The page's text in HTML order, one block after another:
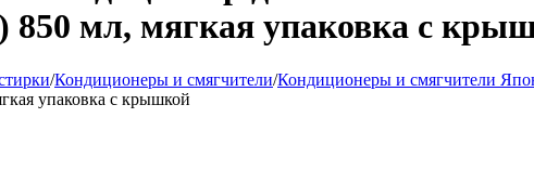
850 мл, мягкая упаковка с
/Кондиционеры и смягчители/Кондиционеры и смягчители
упаковка с крышкой